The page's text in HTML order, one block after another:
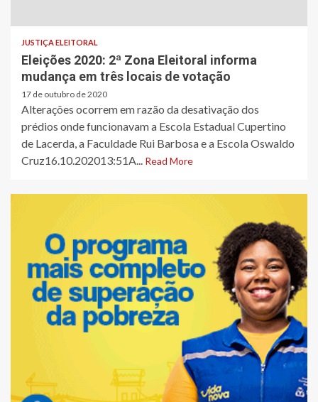
JUSTIÇA ELEITORAL
Eleições 2020: 2ª Zona Eleitoral informa
mudança em três locais de votação
17 de outubro de 2020
Alterações ocorrem em razão da desativação dos
prédios onde funcionavam a Escola Estadual Cupertino
de Lacerda, a Faculdade Rui Barbosa e a Escola Oswaldo
Cruz16.10.202013:51A... Read More